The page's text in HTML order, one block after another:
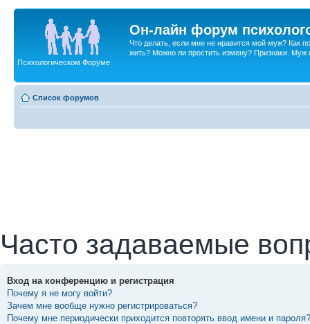
Он-лайн форум
Что делать, если мне не нравится мой муж? Как
жить? Можно ли простить измену? Признаки. Муж
Психологическом Форуме
Список форумов
Часто задаваемые
Вход на конференцию и регистрация
Почему я не могу войти?
Зачем мне вообще нужно регистрироваться?
Почему мне периодически приходится повторять ввод имени и пароля?